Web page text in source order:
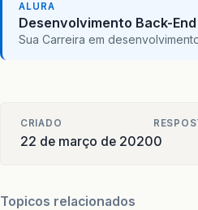
ALURA
Desenvolvimento Back-
Sua Carreira em
CRIADO
22 de março de 20200
Topicos relacionados